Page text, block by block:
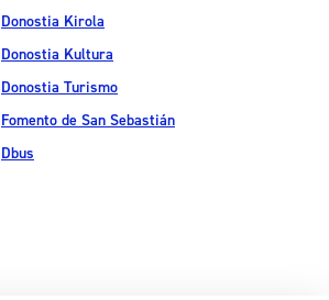
Donostia Kirola
Donostia Kultura
Donostia Turismo
Fomento de San Sebastián
Dbus